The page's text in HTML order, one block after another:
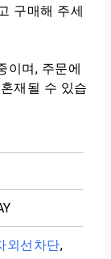
구매해 주세
이며, 주문에
재될 수 있습
외선차단,